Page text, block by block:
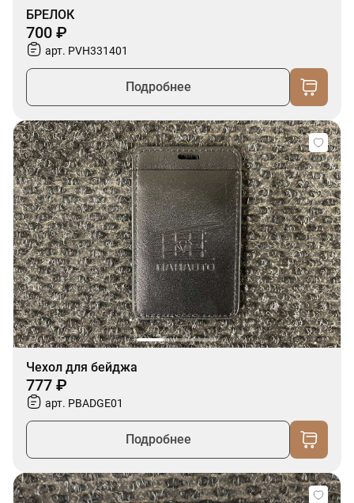
БРЕЛОК
700 ₽
арт. PVH331401
Подробнее
Чехол для бейджа
777 ₽
арт. PBADGE01
Подробнее